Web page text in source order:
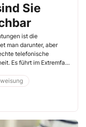
Sie
ist die
man darunter, aber
telefonische
Es führt im Extremfall
Welche
haben Sie, um
Lernen Sie in diesem